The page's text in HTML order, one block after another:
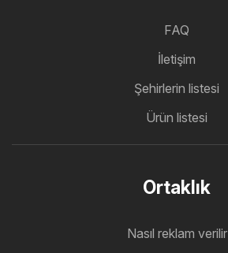
FAQ
İletişim
Şehirlerin listesi
Ürün listesi
Ortaklık
Nasıl reklam verilir